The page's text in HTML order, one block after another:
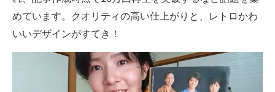
進化するPCとデバイスの未来
ビジネスと働き方のヒント
めています。クオリティの高い仕上がりと、レトロかわ
いいデザインがすてき！